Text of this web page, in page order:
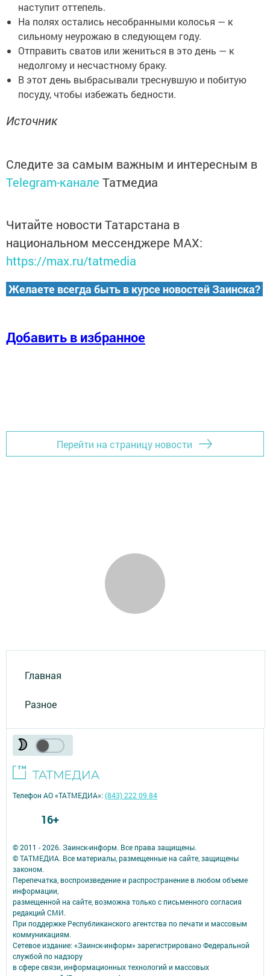
наступит оттепель.
На полях остались несобранными колосья — к
сильному неурожаю в следующем году.
Отправить сватов или жениться в это день — к
недолгому и несчастному браку.
В этот день выбрасывали треснувшую и побитую
посуду, чтобы избежать бедности.
Источник
Следите за самым важным и интересным в
Telegram-канале Татмедиа
Читайте новости Татарстана в
национальном мессенджере MАХ:
https://max.ru/tatmedia
Желаете всегда быть в курсе новостей Заинска?
Добавить в избранное
Перейти на страницу новости
Главная
Разное
© 2011 - 2026. Заинск-информ. Все права защищены.
© ТАТМЕДИА. Все материалы, размещенные на сайте, защищены
законом.
Перепечатка, воспроизведение и распространение в любом объеме
информации,
размещенной на сайте, возможна только с письменного согласия
редакций СМИ.
При поддержке Республиканского агентства по печати и массовым
коммуникациям.
Сетевое издание: «Заинск-информ» зарегистрировано Федеральной
службой по надзору
в сфере связи, информационных технологий и массовых
Телефон АО «ТАТМЕДИА»:(843) 222 09 84
16+